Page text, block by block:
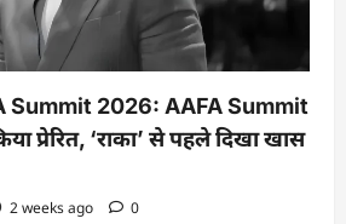
Summit 2026: AAFA Summit
प्रेरित, ‘राका’ से पहले दिखा खास
2 weeks ago 0